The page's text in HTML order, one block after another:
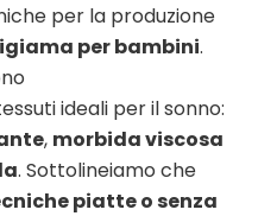
per la produzione
per bambini.
ideali per il sonno:
, morbida viscosa
. Sottolineiamo che
piatte o senza